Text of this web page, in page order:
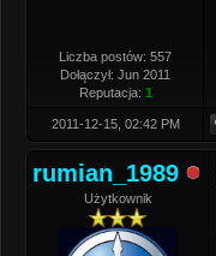
Liczba postów: 557
Dołączył: Jun 2011
Reputacja: 1
2011-12-15, 02:42 PM
rumian_1989
Użytkownik